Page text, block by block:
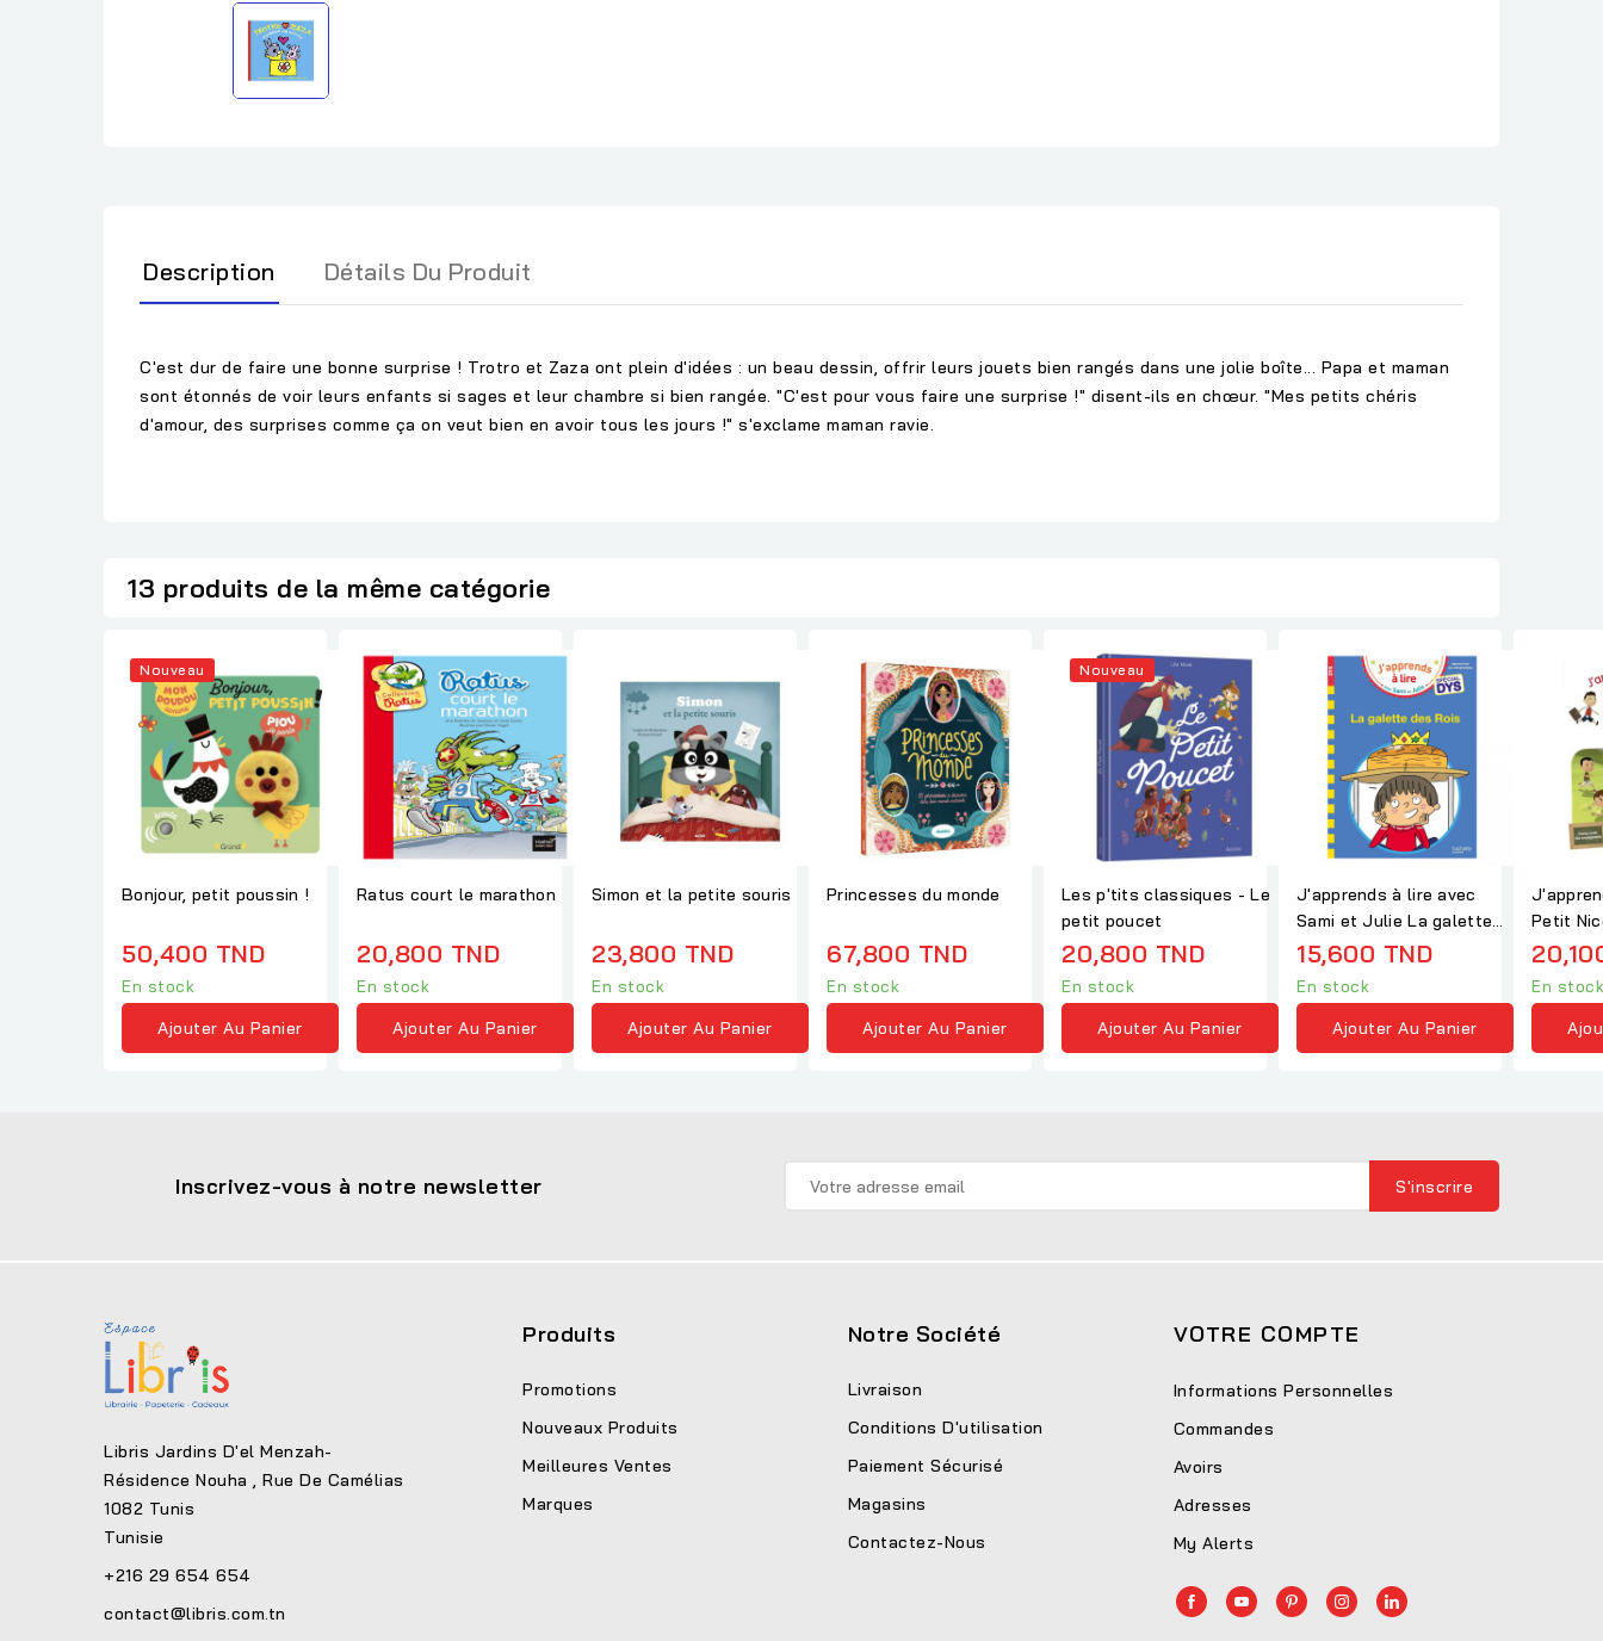
Description Détails Du Produit
C'est dur de faire une bonne surprise ! Trotro et Zaza ont plein d'idées : un beau dessin, offrir leurs jouets bien rangés dans une jolie boîte... Papa et maman
sont étonnés de voir leurs enfants si sages et leur chambre si bien rangée. "C'est pour vous faire une surprise !" disent-ils en chœur. "Mes petits chéris
d'amour, des surprises comme ça on veut bien en avoir tous les jours !" s'exclame maman ravie.
13 produits de la même catégorie
Nouveau
Bonjour, petit poussin !
50,400 TND
En stock
Ajouter Au Panier
Ratus court le marathon
20,800 TND
En stock
Ajouter Au Panier
Simon et la petite souris
23,800 TND
En stock
Ajouter Au Panier
Princesses du monde
67,800 TND
En stock
Ajouter Au Panier
Nouveau
Les p'tits classiques - Le
petit poucet
20,800 TND
En stock
Ajouter Au Panier
J'apprends à lire avec
Sami et Julie La galette
des rois -...
15,600 TND
En stock
Ajouter Au Panier
Petit Nicolas
de foot
En stock
Inscrivez-vous à notre newsletter
Libris Jardins D'el Menzah-
Résidence Nouha , Rue De Camélias
1082 Tunis
Tunisie
+216 29 654 654
contact@libris.com.tn
Produits
Promotions
Nouveaux Produits
Meilleures Ventes
Marques
Notre Société
Livraison
Conditions D'utilisation
Paiement Sécurisé
Magasins
Contactez-Nous
VOTRE COMPTE
Informations Personnelles
Commandes
Avoirs
Adresses
My Alerts